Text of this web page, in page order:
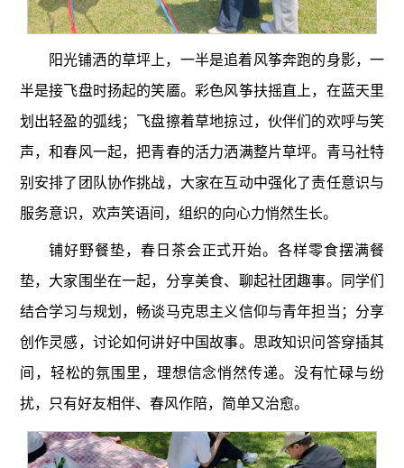
阳光铺洒的草坪上，一半是追着风筝奔跑的身影，一
半是接飞盘时扬起的笑靥。彩色风筝扶摇直上，在蓝天里
划出轻盈的弧线；飞盘擦着草地掠过，伙伴们的欢呼与笑
声，和春风一起，把青春的活力洒满整片草坪。青马社特
别安排了团队协作挑战，大家在互动中强化了责任意识与
服务意识，欢声笑语间，组织的向心力悄然生长。
铺好野餐垫，春日茶会正式开始。各样零食摆满餐
垫，大家围坐在一起，分享美食、聊起社团趣事。同学们
结合学习与规划，畅谈马克思主义信仰与青年担当；分享
创作灵感，讨论如何讲好中国故事。思政知识问答穿插其
间，轻松的氛围里，理想信念悄然传递。没有忙碌与纷
扰，只有好友相伴、春风作陪，简单又治愈。